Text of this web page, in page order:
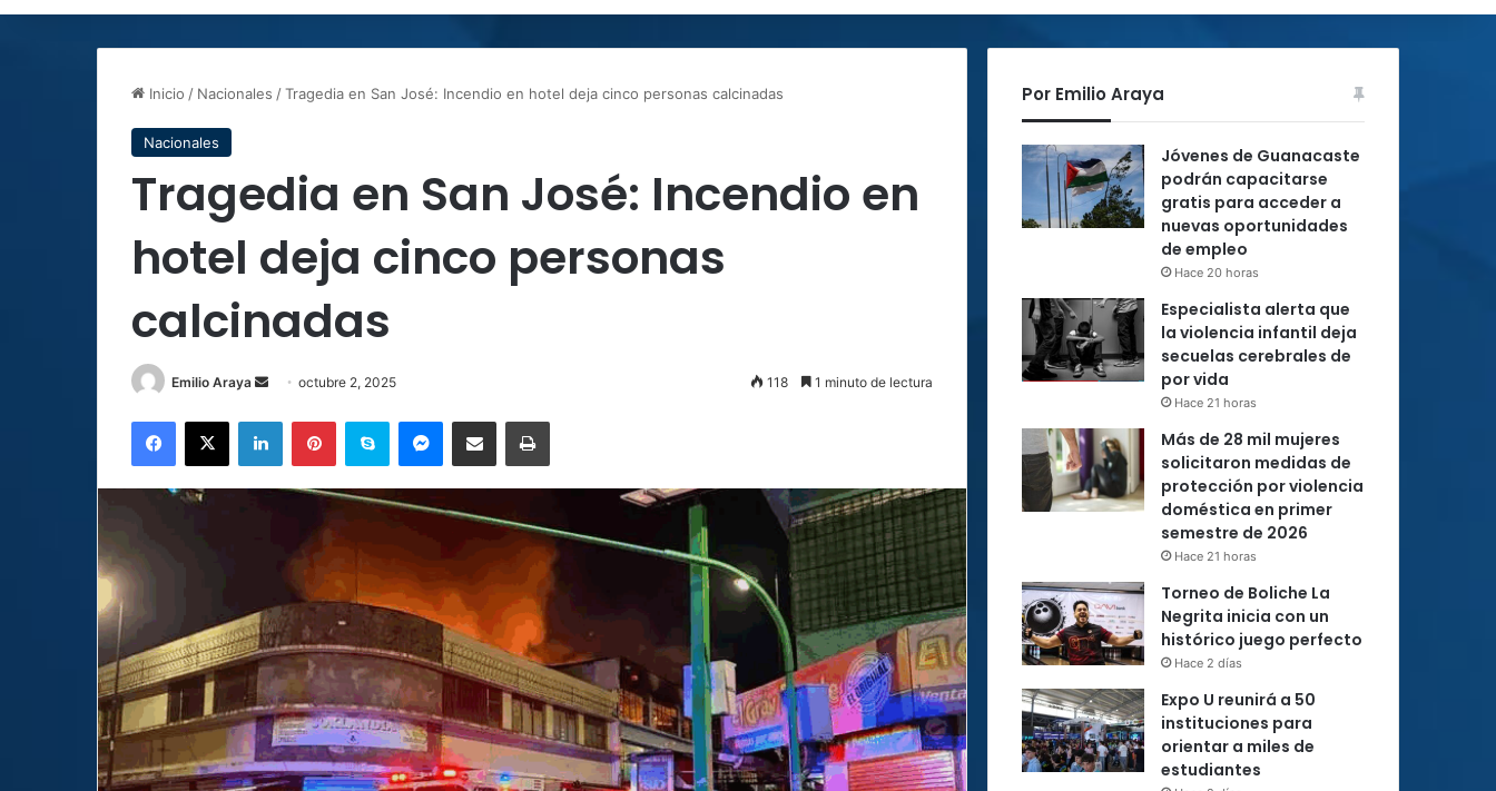
Inicio / Nacionales /Tragedia en San José: Incendio en hotel deja cinco personas calcinadas
Nacionales
Tragedia en San José: Incendio en
hotel deja cinco personas
calcinadas
Emilio Araya
Sendoctubre 2, 2025 118 1 minuto de lectura
Facebook
X LinkedInPinterestSkype MessengerCompartir por correo electrónicoImprimir
Por Emilio Araya
Jóvenes de Guanacaste
podrán capacitarse
gratis para acceder a
nuevas oportunidades
de empleo
Hace 20 horas
Especialista alerta que
la violencia infantil deja
secuelas cerebrales de
por vida
Hace 21 horas
Más de 28 mil mujeres
solicitaron medidas de
protección por violencia
doméstica en primer
semestre de 2026
Hace 21 horas
Torneo de Boliche La
Negrita inicia con un
histórico juego perfecto
Hace 2 días
Expo U reunirá a 50
instituciones para
orientar a miles de
estudiantes